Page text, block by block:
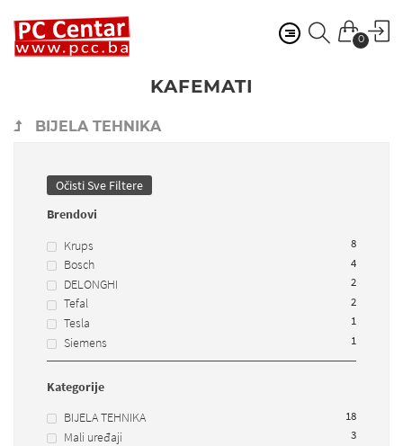
0
KAFEMATI
BIJELA TEHNIKA
Očisti Sve Filtere
Brendovi
Krups
8
Bosch 4
DELONGHI 2
Tefal 2
Tesla 1
Siemens 1
Kategorije
BIJELA TEHNIKA
18
Mali uređaji 3